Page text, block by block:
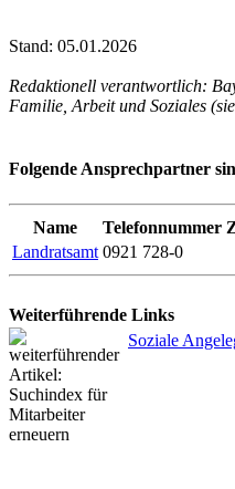
Stand: 05.01.2026
Redaktionell verantwortlich:
Familie, Arbeit und Soziales
Folgende Ansprechpartner
Name Telefonnummer
Landratsamt 0921 728-0
Weiterführende Links
Soziale